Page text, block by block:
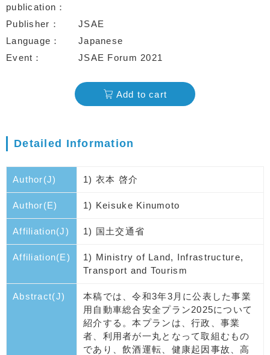
publication
Publisher
JSAE
Language
Japanese
Event
JSAE Forum 2021
Add to cart
Detailed Information
Author(J) 1) 衣本 啓介
Author(E) 1) Keisuke Kinumoto
Affiliation(J) 1) 国土交通省
Affiliation(E)
1) Ministry of Land, Infrastructure,
Transport and Tourism
Abstract(J)
本稿では、令和3年3月に公表した事業
用自動車総合安全プラン2025について
紹介する。本プランは、行政、事業
者、利用者が一丸となって取組むもの
であり、飲酒運転、健康起因事故、高